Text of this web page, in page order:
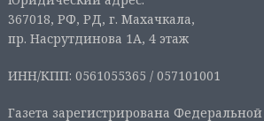
367018, РФ, РД, г. Махачкала,
пр. Насрутдинова 1А, 4 этаж
ИНН/КПП: 0561055365 / 057101001
Газета зарегистрирована